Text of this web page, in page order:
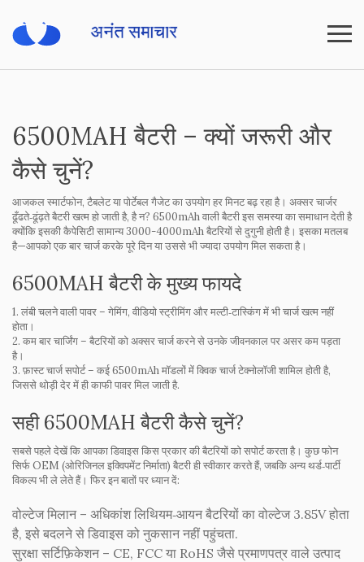
6500MAH बैटरी – क्यों जरूरी और
कैसे चुनें?
आजकल स्मार्टफोन, टैबलेट या पोर्टेबल गैजेट का उपयोग हर मिनट बढ़ रहा है। अक्सर चार्जर
ढूँढते‑ढूंढ़ते बैटरी खत्म हो जाती है, है न? 6500mAh वाली बैटरी इस समस्या का समाधान देती है
क्योंकि इसकी कैपेसिटी सामान्य 3000-4000mAh बैटरियों से दुगुनी होती है। इसका मतलब
है—आपको एक बार चार्ज करके पूरे दिन या उससे भी ज्यादा उपयोग मिल सकता है।
6500MAH बैटरी के मुख्य फायदे
1. लंबी चलने वाली पावर – गेमिंग, वीडियो स्ट्रीमिंग और मल्टी‑टास्किंग में भी चार्ज खत्म नहीं
होता।
2. कम बार चार्जिंग – बैटरियों को अक्सर चार्ज करने से उनके जीवनकाल पर असर कम पड़ता
है।
3. फ़ास्ट चार्ज सपोर्ट– कई 6500mAh मॉडलों में क्विक चार्ज टेक्नोलॉजी शामिल होती है,
जिससे थोड़ी देर में ही काफी पावर मिल जाती है.
सही 6500MAH बैटरी कैसे चुनें?
सबसे पहले देखें कि आपका डिवाइस किस प्रकार की बैटरियों को सपोर्ट करता है। कुछ फोन
सिर्फ OEM (ओरिजिनल इक्विपमेंट निर्माता) बैटरी ही स्वीकार करते हैं, जबकि अन्य थर्ड‑पार्टी
विकल्प भी ले लेते हैं। फिर इन बातों पर ध्यान दें:
वोल्टेज मिलान– अधिकांश लिथियम‑आयन बैटरियों का वोल्टेज 3.85V होता
है, इसे बदलने से डिवाइस को नुकसान नहीं पहुंचता.
सुरक्षा सर्टिफ़िकेशन– CE, FCC या RoHS जैसे प्रमाणपत्र वाले उत्पाद